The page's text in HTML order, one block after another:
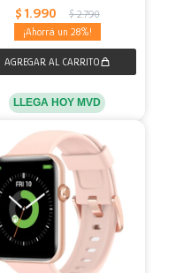
$ 1.990 $ 2.790
28
LLEGA HOY MVD